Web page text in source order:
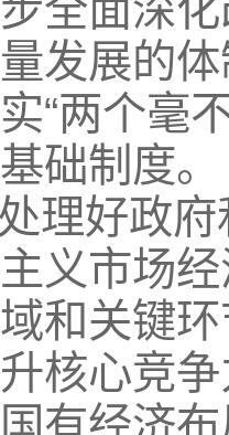
发展的
“两个毫
础制度。
理好政
义市场
和关键
核心竞